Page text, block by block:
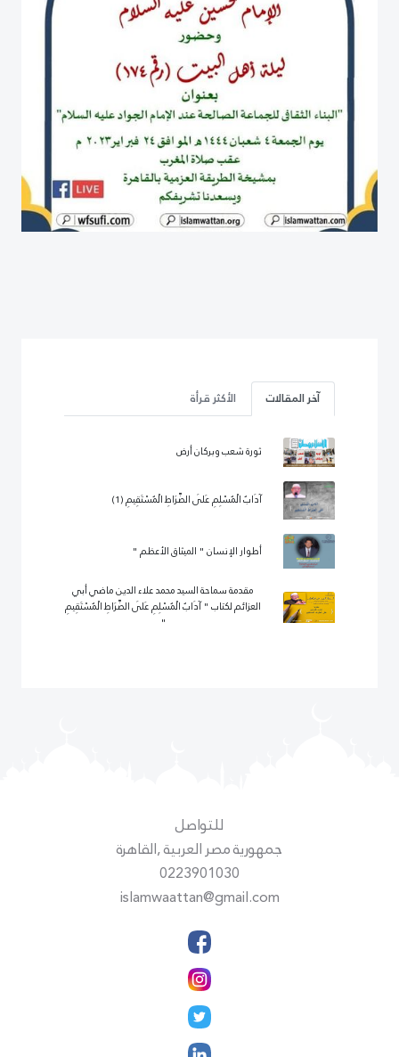
آخر المقالات الأكثر قرأة
ثورة شعب وبركان أرض
آدَابُ الْمُسْلِمِ عَلَى الصِّرَاطِ الْمُسْتَقِيمِ (1)
أطوار الإنسان " الميثاق الأعظم "
مقدمة سماحة السيد محمد علاء الدين ماضي أبي
العزائم لكتاب " آدَابُ الْمُسْلِمِ عَلَى الصِّرَاطِ الْمُسْتَقِيمِ
"
للتواصل
جمهورية مصر العربية ,القاهرة
0223901030
islamwaattan@gmail.com